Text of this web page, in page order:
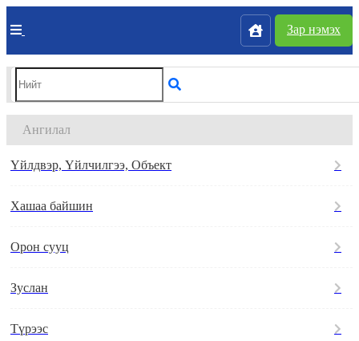
Зар нэмэх
Ангилал
Үйлдвэр, Үйлчилгээ, Объект
Хашаа байшин
Орон сууц
Зуслан
Түрээс